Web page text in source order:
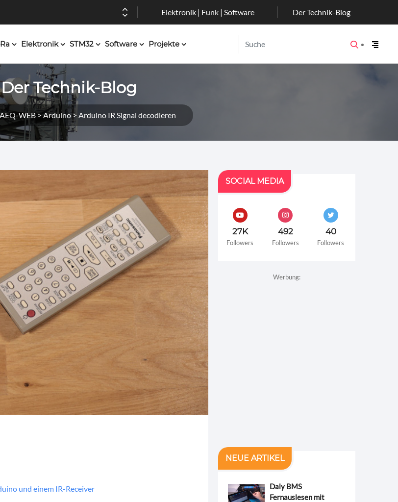
Elektronik | Funk | Software Der Technik-Blog
Elektronik STM32 Software Projekte
Der Technik-Blog
WEB > Arduino > Arduino IR Signal decodieren
und einem IR-Receiver
SOCIAL MEDIA
27K
Followers
492
Followers
40
Followers
Werbung:
NEUE ARTIKEL
Daly BMS
Fernauslesen mit